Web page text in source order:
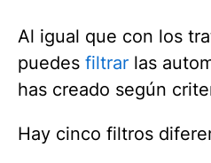
Al igual que con los
puedes filtrar las
has creado según
Hay cinco filtros